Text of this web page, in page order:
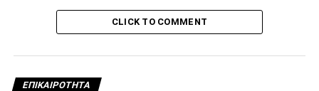
ADVERTISEMENT
CLICK TO COMMENT
ΕΠΙΚΑΙΡΌΤΗΤΑ